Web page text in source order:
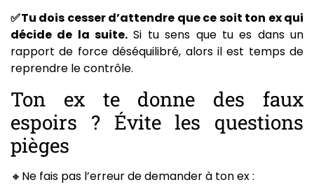
✅Tu dois cesser d’attendre que ce soit ton ex qui
décide de la suite. Si tu sens que tu es dans un
rapport de force déséquilibré, alors il est temps de
reprendre le contrôle.
Ton ex te donne des faux
espoirs ? Évite les questions
pièges
🔸Ne fais pas l’erreur de demander à ton ex :